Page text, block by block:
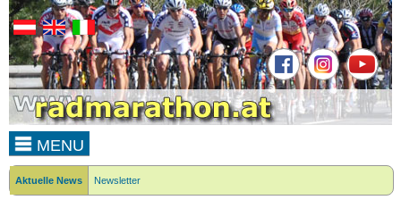
MENU
Aktuelle News Newsletter